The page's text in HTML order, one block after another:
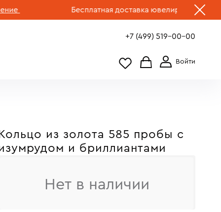
Бесплатная доставка ювелирных изделий по
+7 (499) 519-00-00
Кольцо из золота 585 пробы с
и бриллиантами
Нет в наличии